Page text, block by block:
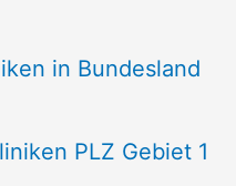
in Bundesland
PLZ Gebiet 1